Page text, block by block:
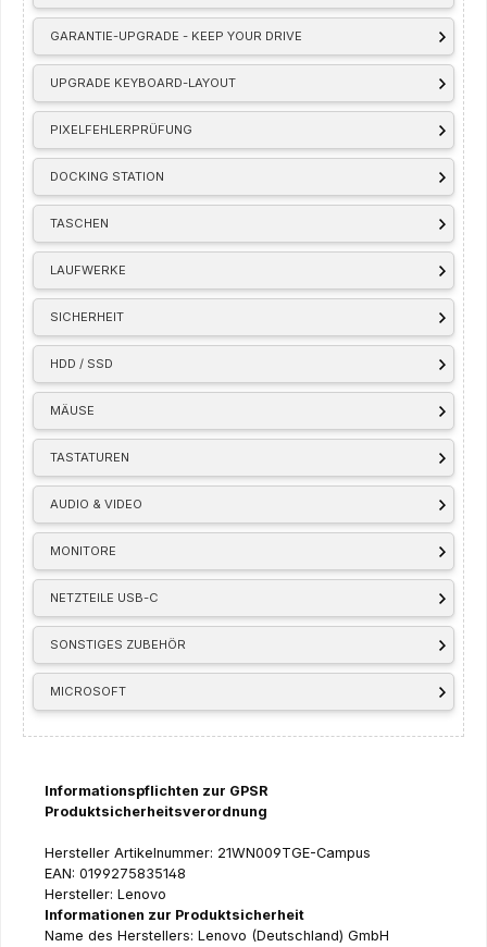
GARANTIE-UPGRADE - KEEP YOUR DRIVE
UPGRADE KEYBOARD-LAYOUT
PIXELFEHLERPRÜFUNG
DOCKING STATION
TASCHEN
LAUFWERKE
SICHERHEIT
HDD / SSD
MÄUSE
TASTATUREN
AUDIO & VIDEO
MONITORE
NETZTEILE USB-C
SONSTIGES ZUBEHÖR
MICROSOFT
Informationspflichten zur GPSR
Produktsicherheitsverordnung
Hersteller Artikelnummer: 21WN009TGE-Campus
EAN: 0199275835148
Hersteller: Lenovo
Informationen zur Produktsicherheit
Name des Herstellers: Lenovo (Deutschland) GmbH